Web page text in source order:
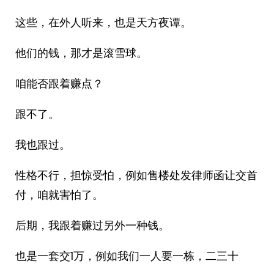
这些，在外人听来，也是天方夜谭。
他们的钱，那才是滚雪球。
咱能否跟着赚点？
跟不了。
我也跟过。
性格不行，担惊受怕，例如售楼处发律师函让交首
付，咱就害怕了。
后期，我跟着赚过另外一种钱。
也是一套交1万，例如我们一人要一栋，二三十